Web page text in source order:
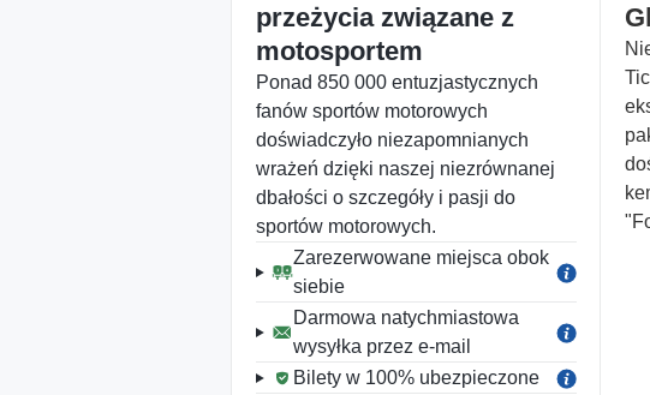
Südtribüne Oberrang
Brak w
Ulubione bilety
wyprzedane?
Otrzymaj powiadomienie, gdy bilety
będą dostępne.
przeżycia związane z
motosportem
Ponad 850 000 entuzjastycznych
fanów sportów motorowych
doświadczyło niezapomnianych
wrażeń dzięki naszej niezrównanej
dbałości o szczegóły i pasji do
sportów motorowych.
Zarezerwowane miejsca obok
siebie
Darmowa natychmiastowa
wysyłka przez e-mail
Bilety w 100% ubezpieczone